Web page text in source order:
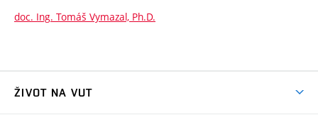
doc. Ing. Tomáš Vymazal, Ph.D.
ŽIVOT NA VUT